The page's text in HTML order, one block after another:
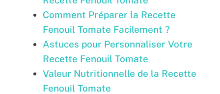
Comment Préparer la Recette
Fenouil Tomate Facilement ?
Astuces pour Personnaliser Votre
Recette Fenouil Tomate
Valeur Nutritionnelle de la Recette
Fenouil Tomate